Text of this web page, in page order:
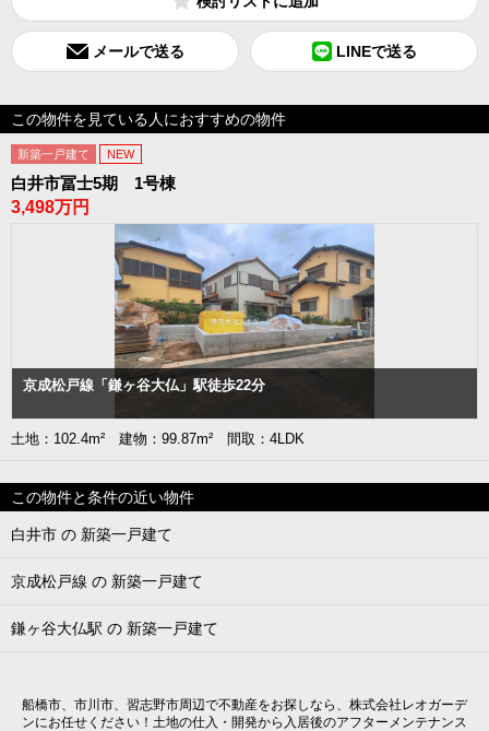
メールで送る LINEで送る
この物件を見ている人におすすめの物件
新築一戸建て NEW
白井市冨士5期 1号棟
3,498万円
京成松戸線「鎌ヶ谷大仏」駅徒歩22分
土地：102.4m² 建物：99.87m² 間取：4LDK
この物件と条件の近い物件
白井市 の 新築一戸建て
京成松戸線 の 新築一戸建て
鎌ヶ谷大仏駅 の 新築一戸建て
船橋市、市川市、習志野市周辺で不動産をお探しなら、株式会社レオガーデ
ンにお任せください！土地の仕入・開発から入居後のアフターメンテナンス